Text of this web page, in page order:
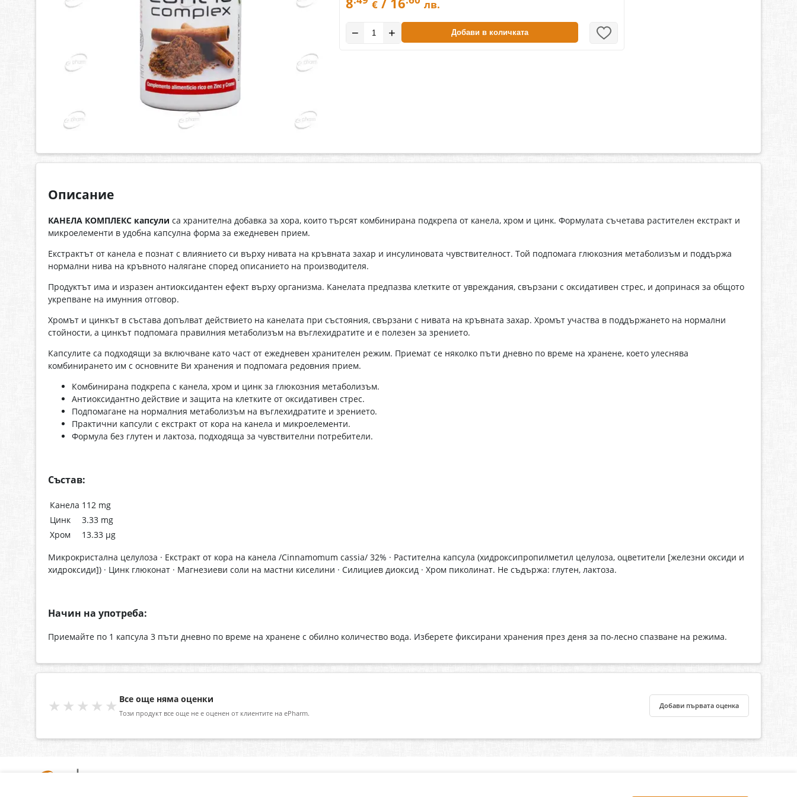
€ лв.
− + Добави в количката
Описание
КАНЕЛА КОМПЛЕКС капсули са хранителна добавка за хора, които търсят комбинирана подкрепа от канела, хром и цинк. Формулата съчетава растителен екстракт и
микроелементи в удобна капсулна форма за ежедневен прием.
Екстрактът от канела е познат с влиянието си върху нивата на кръвната захар и инсулиновата чувствителност. Той подпомага глюкозния метаболизъм и поддържа
нормални нива на кръвното налягане според описанието на производителя.
Продуктът има и изразен антиоксидантен ефект върху организма. Канелата предпазва клетките от увреждания, свързани с оксидативен стрес, и допринася за общото
укрепване на имунния отговор.
Хромът и цинкът в състава допълват действието на канелата при състояния, свързани с нивата на кръвната захар. Хромът участва в поддържането на нормални
стойности, а цинкът подпомага правилния метаболизъм на въглехидратите и е полезен за зрението.
Капсулите са подходящи за включване като част от ежедневен хранителен режим. Приемат се няколко пъти дневно по време на хранене, което улеснява
комбинирането им с основните Ви хранения и подпомага редовния прием.
Комбинирана подкрепа с канела, хром и цинк за глюкозния метаболизъм.
Антиоксидантно действие и защита на клетките от оксидативен стрес.
Подпомагане на нормалния метаболизъм на въглехидратите и зрението.
Практични капсули с екстракт от кора на канела и микроелементи.
Формула без глутен и лактоза, подходяща за чувствителни потребители.
Състав:
Канела 112 mg
Цинк
3.33 mg
Хром
13.33 µg
Микрокристална целулоза · Екстракт от кора на канела /Cinnamomum cassia/ 32% · Растителна капсула (хидроксипропилметил целулоза, оцветители [железни оксиди и
хидроксиди]) · Цинк глюконат · Магнезиеви соли на мастни киселини · Силициев диоксид · Хром пиколинат. Не съдържа: глутен, лактоза.
Начин на употреба:
Приемайте по 1 капсула 3 пъти дневно по време на хранене с обилно количество вода. Изберете фиксирани хранения през деня за по-лесно спазване на режима.
★★★★★ Все още няма оценки
Този продукт все още не е оценен от клиентите на ePharm.
Добави първата оценка